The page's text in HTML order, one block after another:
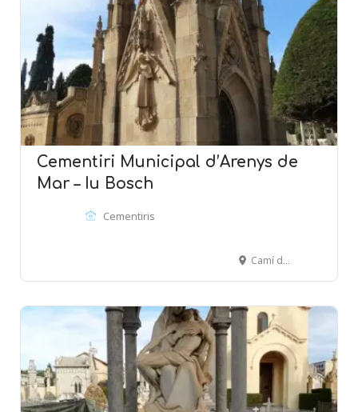
Cementiri Municipal d’Arenys de
Mar – Iu Bosch
Cementiris
Camí de la Pietat, s/n - ARENYS DE MAR